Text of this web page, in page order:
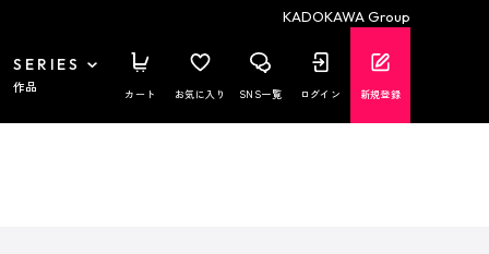
KADOKAWA Group
SERIES
作品 カート お気に入り SNS一覧 ログイン 新規登録